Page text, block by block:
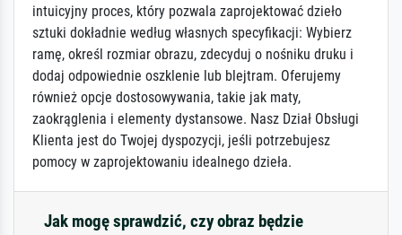
intuicyjny proces, który pozwala zaprojektować dzieło
sztuki dokładnie według własnych specyfikacji: Wybierz
ramę, określ rozmiar obrazu, zdecyduj o nośniku druku i
dodaj odpowiednie oszklenie lub blejtram. Oferujemy
również opcje dostosowywania, takie jak maty,
zaokrąglenia i elementy dystansowe. Nasz Dział Obsługi
Klienta jest do Twojej dyspozycji, jeśli potrzebujesz
pomocy w zaprojektowaniu idealnego dzieła.
Jak mogę sprawdzić, czy obraz będzie